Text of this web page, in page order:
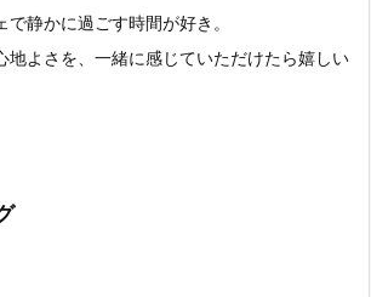
静かに過ごす時間が好き。
地よさを、一緒に感じていただけたら嬉しい